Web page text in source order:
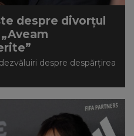
despre divorțul
despre despărțirea